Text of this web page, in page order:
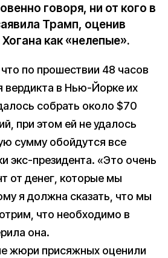
говоря, ни от кого в
Трамп, оценив
как «нелепые».
по прошествии 48 часов
вердикта в Нью-Йорке их
собрать около $70
при этом ей не удалось
сумму обойдутся все
экс-президента. «Это очень
от денег, которые мы
я должна сказать, что мы
что необходимо в
она.
жюри присяжных оценили